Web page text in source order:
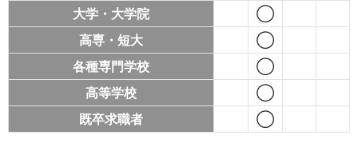
大学・大学院
◯
高専・短大
◯
各種専門学校
◯
高等学校
◯
既卒求職者
◯